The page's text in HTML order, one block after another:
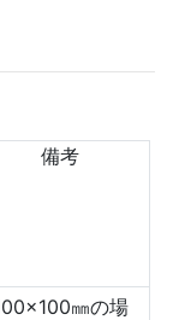
備考
㎜の場